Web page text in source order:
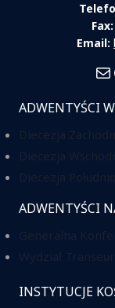
Fax:
Email:
ADWENTYŚCI
ADWENTYŚCI
INSTYTUCJE